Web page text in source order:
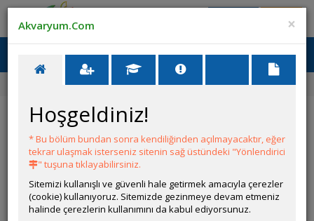
Ana Menü
Ana Sayfa
Forum Üye Profili
ÖZELLİKLER
×
Akvaryum.Com
Hoşgeldiniz!
* Bu bölüm bundan sonra kendiliğinden açılmayacaktır, eğer
tekrar ulaşmak isterseniz sitenin sağ üstündeki "Yönlendirici
" tuşuna tıklayabilirsiniz.
Sitemizi kullanışlı ve güvenli hale getirmek amacıyla çerezler
(cookie) kullanıyoruz. Sitemizde gezinmeye devam etmeniz
halinde çerezlerin kullanımını da kabul ediyorsunuz.